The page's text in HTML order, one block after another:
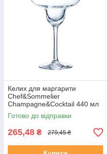
Келих для маргарити
Chef&Sommelier
Champagne&Cocktail 440 мл
Готово до відправки
265,48 ₴ 279,45 ₴